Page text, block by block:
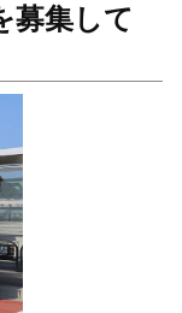
募集して